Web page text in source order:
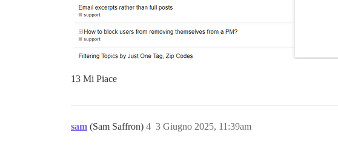
13 Mi Piace
sam (Sam Saffron) 3 Giugno 2025, 11:39am
4